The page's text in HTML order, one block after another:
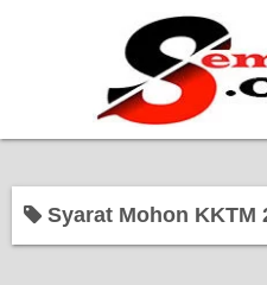
Bantuan Kerajaan
Syarat Mohon KKTM